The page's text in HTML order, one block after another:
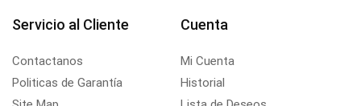
Servicio al Cliente
Contactanos
Politicas de Garantía
Cuenta
Mi Cuenta
Historial